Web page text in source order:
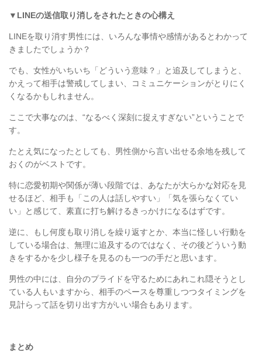
▼ LINEの送信取り消しをされたときの心構え
LINEを取り消す男性には、いろんな事情や感情があるとわかって
きましたでしょうか？
でも、女性がいちいち「どういう意味？」と追及してしまうと、
かえって相手は警戒してしまい、コミュニケーションがとりにく
くなるかもしれません。
ここで大事なのは、 “なるべく深刻に捉えすぎない”ということで
す。
たとえ気になったとしても、男性側から言い出せる余地を残して
おくのがベストです。
特に恋愛初期や関係が薄い段階では、あなたが大らかな対応を見
せるほど、相手も「この人は話しやすい」「気を張らなくてい
い」と感じて、素直に打ち解けるきっかけになるはずです。
逆に、もし何度も取り消しを繰り返すとか、本当に怪しい行動を
している場合は、無理に追及するのではなく、その後どういう動
きをするかを少し様子を見るのも一つの手だと思います。
男性の中には、自分のプライドを守るためにあれこれ隠そうとし
ている人もいますから、相手のペースを尊重しつつタイミングを
見計らって話を切り出す方がいい場合もあります。
まとめ